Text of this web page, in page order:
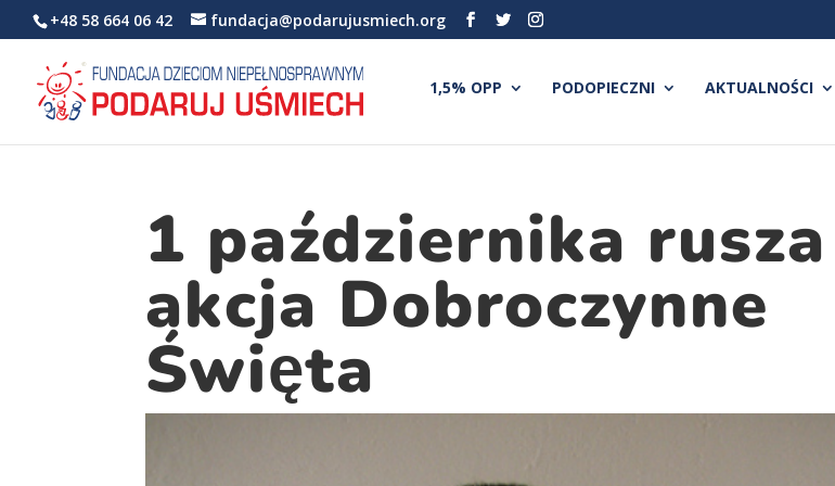
+48 58 664 06 42 fundacja@podarujusmiech.org
1,5% OPP PODOPIECZNI AKTUALNOŚCI
1 października rusza
akcja Dobroczynne
Święta